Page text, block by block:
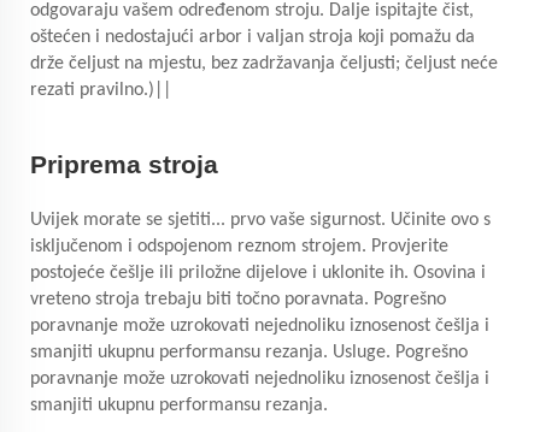
odgovaraju vašem određenom stroju. Dalje ispitajte čist,
oštećen i nedostajući arbor i valjan stroja koji pomažu da
drže čeljust na mjestu, bez zadržavanja čeljusti; čeljust neće
rezati pravilno.)||
Priprema stroja
Uvijek morate se sjetiti... prvo vaše sigurnost. Učinite ovo s
isključenom i odspojenom reznom strojem. Provjerite
postojeće češlje ili priložne dijelove i uklonite ih. Osovina i
vreteno stroja trebaju biti točno poravnata. Pogrešno
poravnanje može uzrokovati nejednoliku iznosenost češlja i
smanjiti ukupnu performansu rezanja. Usluge. Pogrešno
poravnanje može uzrokovati nejednoliku iznosenost češlja i
smanjiti ukupnu performansu rezanja.